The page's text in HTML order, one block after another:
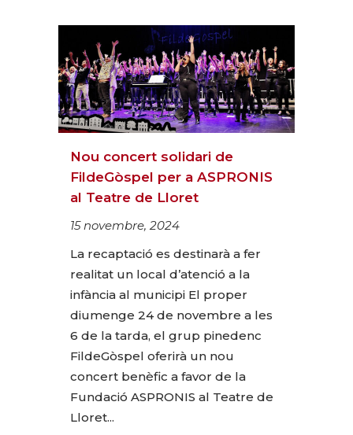
Nou concert solidari de
FildeGòspel per a ASPRONIS
al Teatre de Lloret
15 novembre, 2024
La recaptació es destinarà a fer
realitat un local d’atenció a la
infància al municipi El proper
diumenge 24 de novembre a les
6 de la tarda, el grup pinedenc
FildeGòspel oferirà un nou
concert benèfic a favor de la
Fundació ASPRONIS al Teatre de
Lloret...